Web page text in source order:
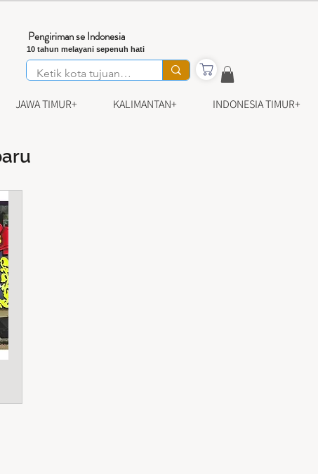
10 tahun melayani sepenuh hati
Pengiriman se Indonesia
JAWA TIMUR+ KALIMANTAN+ INDONESIA TIMUR+